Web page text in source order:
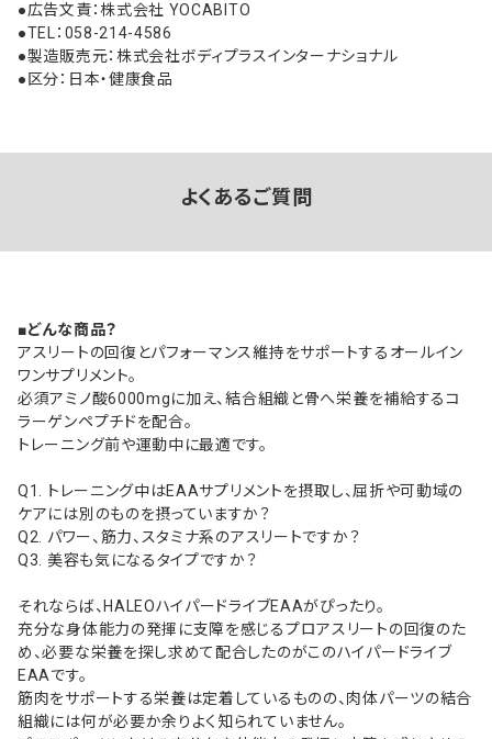
●広告文責：株式会社 YOCABITO
●TEL：058-214-4586
●製造販売元：株式会社ボディプラスインターナショナル
●区分：日本・健康食品
よくあるご質問
■どんな商品？
アスリートの回復とパフォーマンス維持をサポートするオールイン
ワンサプリメント。
必須アミノ酸6000mgに加え、結合組織と骨へ栄養を補給するコ
ラーゲンペプチドを配合。
トレーニング前や運動中に最適です。
Q1. トレーニング中はEAAサプリメントを摂取し、屈折や可動域の
ケアには別のものを摂っていますか？
Q2. パワー、筋力、スタミナ系のアスリートですか？
Q3. 美容も気になるタイプですか？
それならば、HALEOハイパードライブEAAがぴったり。
充分な身体能力の発揮に支障を感じるプロアスリートの回復のた
め、必要な栄養を探し求めて配合したのがこのハイパードライブ
EAAです。
筋肉をサポートする栄養は定着しているものの、肉体パーツの結合
組織には何が必要か余りよく知られていません。